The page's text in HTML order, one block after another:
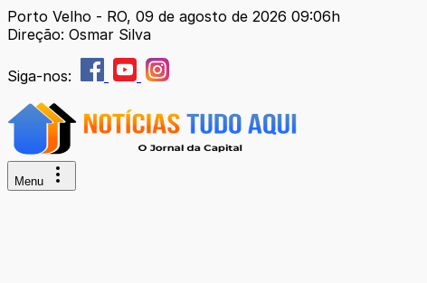
Porto Velho - RO, 09 de agosto de 2026 09:06h
Direção: Osmar Silva
Siga-nos:
Menu